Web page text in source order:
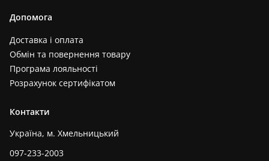
Допомога
Доставка і оплата
Обмін та повернення товару
Програма лояльності
Розрахунок сертифікатом
Контакти
Україна, м. Хмельницький
097-233-2003